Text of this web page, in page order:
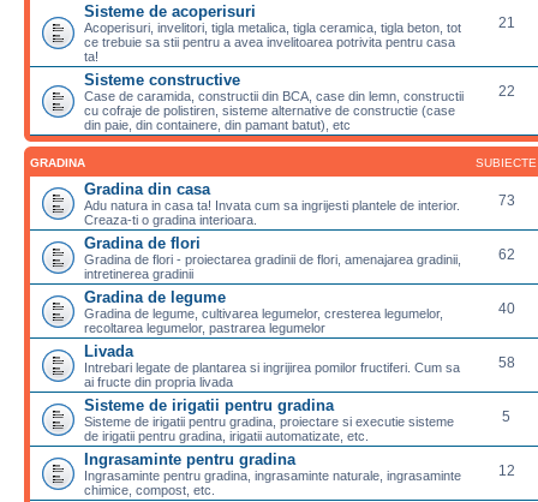
Sisteme de acoperisuri
Acoperisuri, invelitori, tigla metalica, tigla ceramica, tigla beton, tot
ce trebuie sa stii pentru a avea invelitoarea potrivita pentru casa
ta!
21
Sisteme constructive
Case de caramida, constructii din BCA, case din lemn, constructii
cu cofraje de polistiren, sisteme alternative de constructie (case
din paie, din containere, din pamant batut), etc
22
GRADINA SUBIECTE
Gradina din casa
Adu natura in casa ta! Invata cum sa ingrijesti plantele de interior.
Creaza-ti o gradina interioara.
73
Gradina de flori
Gradina de flori - proiectarea gradinii de flori, amenajarea gradinii,
intretinerea gradinii
62
Gradina de legume
Gradina de legume, cultivarea legumelor, cresterea legumelor,
recoltarea legumelor, pastrarea legumelor
40
Livada
Intrebari legate de plantarea si ingrijirea pomilor fructiferi. Cum sa
ai fructe din propria livada
58
Sisteme de irigatii pentru gradina
Sisteme de irigatii pentru gradina, proiectare si executie sisteme
de irigatii pentru gradina, irigatii automatizate, etc.
5
Ingrasaminte pentru gradina
Ingrasaminte pentru gradina, ingrasaminte naturale, ingrasaminte
chimice, compost, etc.
12